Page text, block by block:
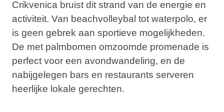
Crikvenica bruist dit strand van de energie en
activiteit. Van beachvolleybal tot waterpolo, er
is geen gebrek aan sportieve mogelijkheden.
De met palmbomen omzoomde promenade is
perfect voor een avondwandeling, en de
nabijgelegen bars en restaurants serveren
heerlijke lokale gerechten.